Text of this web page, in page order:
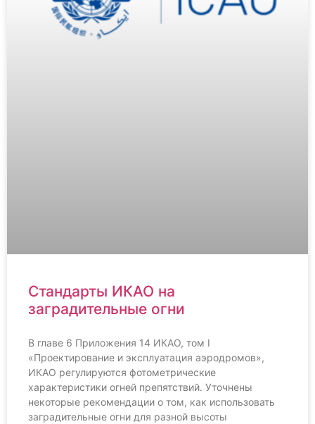
Стандарты ИКАО на
заградительные огни
В главе 6 Приложения 14 ИКАО, том I
«Проектирование и эксплуатация аэродромов»,
ИКАО регулируются фотометрические
характеристики огней препятствий. Уточнены
некоторые рекомендации о том, как использовать
заградительные огни для разной высоты